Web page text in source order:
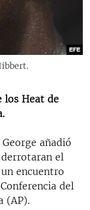
los Heat de
añadió
derrotaran el
encuentro
del
(AP).